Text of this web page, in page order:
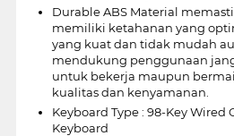
Durable ABS Material
memiliki ketahanan yang
yang kuat dan tidak mudah
mendukung penggunaan
untuk bekerja maupun
kualitas dan kenyamanan.
Keyboard Type : 98-Key
Keyboard